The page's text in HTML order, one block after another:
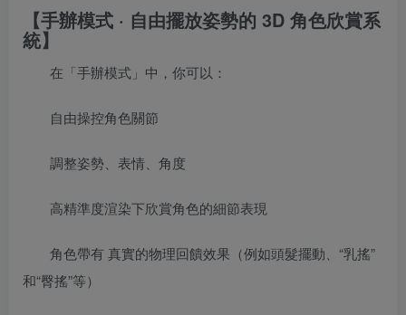
【手辦模式 · 自由擺放姿勢的 3D 角色欣賞系
統】
在「手辦模式」中，你可以：
自由操控角色關節
調整姿勢、表情、角度
高精準度渲染下欣賞角色的細節表現
角色帶有 真實的物理回饋效果（例如頭髮擺動、“乳搖”
和“臀搖”等）